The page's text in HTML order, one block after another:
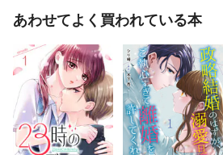
あわせてよく買われている本